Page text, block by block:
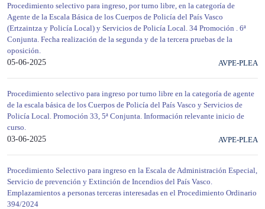
Procedimiento selectivo para ingreso, por turno libre, en la categoría de
Agente de la Escala Básica de los Cuerpos de Policía del País Vasco
(Ertzaintza y Policía Local) y Servicios de Policía Local. 34 Promoción . 6ª
Conjunta. Fecha realización de la segunda y de la tercera pruebas de la
oposición.
05-06-2025
AVPE-PLEA
Procedimiento selectivo para ingreso por turno libre en la categoría de agente
de la escala básica de los Cuerpos de Policía del País Vasco y Servicios de
Policía Local. Promoción 33, 5ª Conjunta. Información relevante inicio de
curso.
03-06-2025
AVPE-PLEA
Procedimiento Selectivo para ingreso en la Escala de Administración Especial,
Servicio de prevención y Extinción de Incendios del País Vasco.
Emplazamientos a personas terceras interesadas en el Procedimiento Ordinario
394/2024